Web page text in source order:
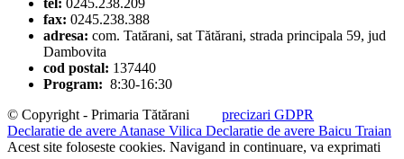
tel: 0245.238.209
fax: 0245.238.388
adresa: com. Tatărani, sat Tătărani, strada principala 59, jud
Dambovita
cod postal: 137440
Program: 8:30-16:30
© Copyright - Primaria Tătărani precizari GDPR
Declaratie de avere Atanase Vilica Declaratie de avere Baicu Traian
Acest site foloseste cookies. Navigand in continuare, va exprimati